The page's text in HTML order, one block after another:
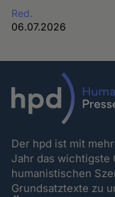
Red.
06.07.2026
Der hpd ist mit
Jahr das
humanistischen
Grundsatztexte zu